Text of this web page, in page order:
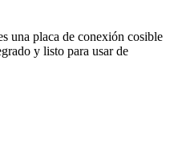
una placa de conexión cosible
y listo para usar de